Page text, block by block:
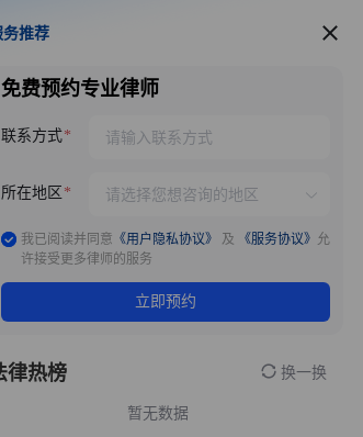
服务推荐
务推荐
免费预约专业律师
联系方式
所在地区
我已阅读并同意 《用户隐私协议》 及 《服务协议》 允
许接受更多律师的服务
立即预约
律热榜 换一换
暂无数据